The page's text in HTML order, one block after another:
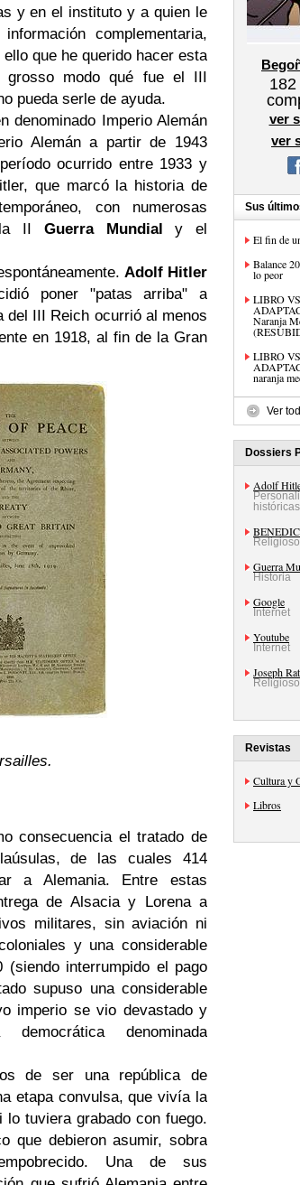
y en el instituto y a quien le
complementaria,
que he querido hacer esta
grosso modo qué fue el III
pueda serle de ayuda.
denominado Imperio Alemán
Alemán a partir de 1943
ocurrido entre 1933 y
que marcó la historia de
con numerosas
la II Guerra Mundial y el
Adolf Hitler
poner "patas arriba" a
del III Reich ocurrió al menos
en 1918, al fin de la Gran
consecuencia el tratado de
de las cuales 414
a Alemania. Entre estas
de Alsacia y Lorena a
militares, sin aviación ni
y una considerable
(siendo interrumpido el pago
supuso una considerable
imperio se vio devastado y
denominada
de ser una república de
etapa convulsa, que vivía la
tuviera grabado con fuego.
que debieron asumir, sobra
Una de sus
182
ver
ver
Sus
El fin de
Balance
lo peor
LIBRO VS
Naranja
LIBRO VS
naranja
Ver
Dossiers
Adolf
históricas
Guerra
Historia
Google
Internet
Youtube
Internet
Joseph
Revistas
Cultura y
Libros